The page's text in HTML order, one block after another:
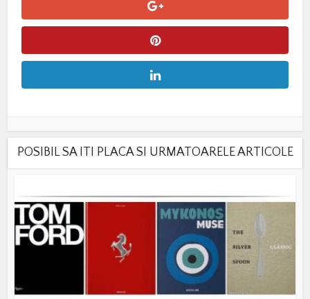
POSIBIL SA ITI PLACA SI URMATOARELE ARTICOLE